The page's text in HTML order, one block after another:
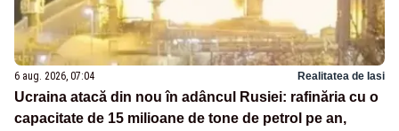
6 aug. 2026, 07:04 Realitatea de Iasi
Ucraina atacă din nou în adâncul Rusiei: rafinăria cu o
capacitate de 15 milioane de tone de petrol pe an,